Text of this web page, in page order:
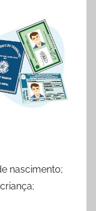
nascimento;